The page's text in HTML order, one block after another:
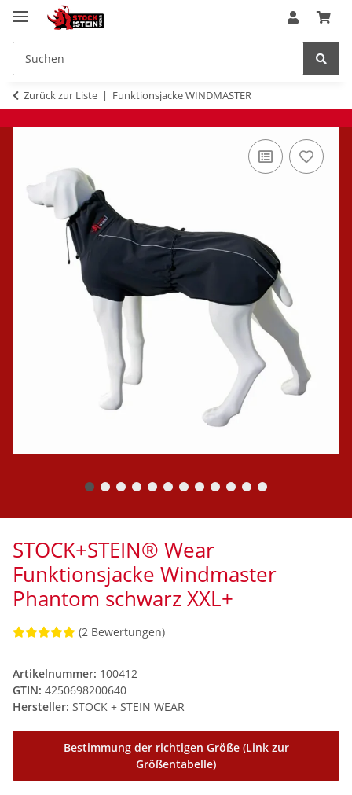
Zurück zur Liste Funktionsjacke WINDMASTER
STOCK+STEIN® Wear
Funktionsjacke Windmaster
Phantom schwarz XXL+
(2 Bewertungen)
Artikelnummer: 100412
GTIN: 4250698200640
Hersteller: STOCK + STEIN WEAR
Bestimmung der richtigen Größe (Link zur
Größentabelle)